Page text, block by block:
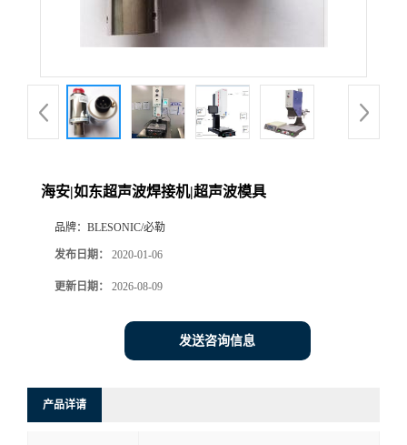
海安|如东超声波焊接机|超声波模具
品牌： BLESONIC/必勒
发布日期： 2020-01-06
更新日期： 2026-08-09
发送咨询信息
产品详请